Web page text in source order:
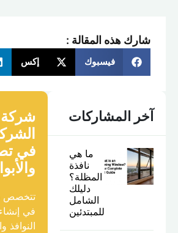
شارك هذه المقالة :
فيسبوك إكس
آخر المشاركات
ما هي
نافذة
المظلة؟
دليلك
الشامل
للمبتدئين
شركة
في
في إنشاء
النوافذ